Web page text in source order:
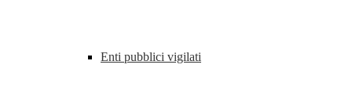
Enti pubblici vigilati